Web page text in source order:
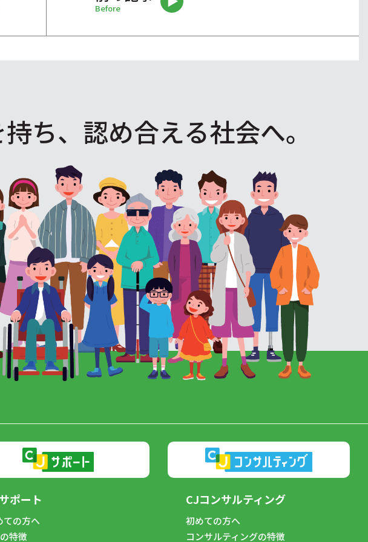
Before
持ち、認め合える社会へ。
ポート
ての方へ
特徴
CJコンサルティング
初めての方へ
コンサルティングの特徴